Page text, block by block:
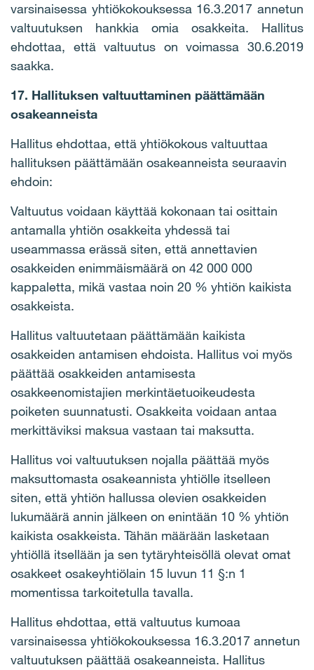
varsinaisessa yhtiökokouksessa 16.3.2017 annetun
valtuutuksen hankkia omia osakkeita. Hallitus
ehdottaa, että valtuutus on voimassa 30.6.2019
saakka.
17. Hallituksen valtuuttaminen päättämään
osakeanneista
Hallitus ehdottaa, että yhtiökokous valtuuttaa
hallituksen päättämään osakeanneista seuraavin
ehdoin:
Valtuutus voidaan käyttää kokonaan tai osittain
antamalla yhtiön osakkeita yhdessä tai
useammassa erässä siten, että annettavien
osakkeiden enimmäismäärä on 42 000 000
kappaletta, mikä vastaa noin 20 % yhtiön kaikista
osakkeista.
Hallitus valtuutetaan päättämään kaikista
osakkeiden antamisen ehdoista. Hallitus voi myös
päättää osakkeiden antamisesta
osakkeenomistajien merkintäetuoikeudesta
poiketen suunnatusti. Osakkeita voidaan antaa
merkittäviksi maksua vastaan tai maksutta.
Hallitus voi valtuutuksen nojalla päättää myös
maksuttomasta osakeannista yhtiölle itselleen
siten, että yhtiön hallussa olevien osakkeiden
lukumäärä annin jälkeen on enintään 10 % yhtiön
kaikista osakkeista. Tähän määrään lasketaan
yhtiöllä itsellään ja sen tytäryhteisöllä olevat omat
osakkeet osakeyhtiölain 15 luvun 11 §:n 1
momentissa tarkoitetulla tavalla.
Hallitus ehdottaa, että valtuutus kumoaa
varsinaisessa yhtiökokouksessa 16.3.2017 annetun
valtuutuksen päättää osakeanneista. Hallitus